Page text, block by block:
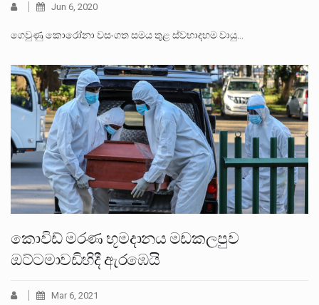
Jun 6, 2020
ගෙවුණු කොරෝනා වසංගත සමය තුළ ස්වභාදහම වායු…
කොවිඩ් මරණ භූමදානය මඩකලපුව
ඔට්ටමාවඩිහිදී ඇරඹෙයි
Mar 6, 2021